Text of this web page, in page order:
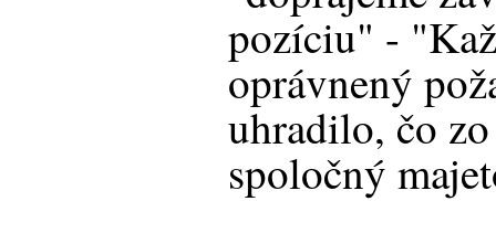
pozíciu" -
oprávnený
uhradilo, čo
spoločný